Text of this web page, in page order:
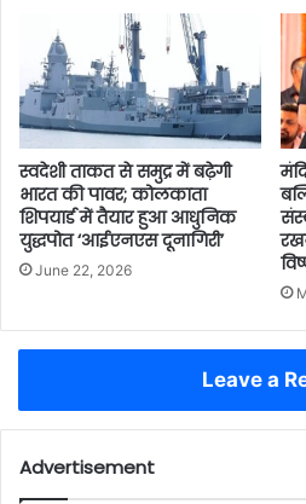
स्वदेशी ताकत से समुद्र में बढ़ेगी
भारत की पावर; कोलकाता
शिपयार्ड में तैयार हुआ आधुनिक
युद्धपोत ‘आईएनएस दूनागिरी’
June 22, 2026
Leave a
Advertisement